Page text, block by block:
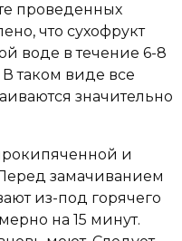
проведенных
что сухофрукт
воде в течение 6-8
таком виде все
значительно
и
замачиванием
из-под горячего
на 15 минут.